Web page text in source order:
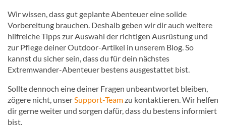
Wir wissen, dass gut geplante Abenteuer eine solide
Vorbereitung brauchen. Deshalb geben wir dir auch weitere
hilfreiche Tipps zur Auswahl der richtigen Ausrüstung und
zur Pflege deiner Outdoor-Artikel in unserem Blog. So
kannst du sicher sein, dass du für dein nächstes
Extremwander-Abenteuer bestens ausgestattet bist.
Sollte dennoch eine deiner Fragen unbeantwortet bleiben,
zögere nicht, unser Support-Teamzu kontaktieren. Wir helfen
dir gerne weiter und sorgen dafür, dass du bestens informiert
bist.